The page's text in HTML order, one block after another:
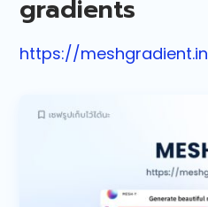
gradients
https://meshgradient.in